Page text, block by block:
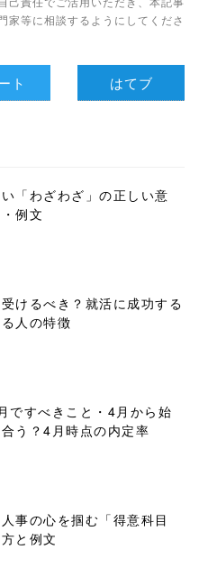
家等に相談するようにしてくださ
ト はてブ
「わざわざ」の正しい意
例文
けるべき？就活に成功する
人の特徴
ですべきこと・4月から始
う？4月時点の内定率
人事の心を掴む「得意科目
と例文